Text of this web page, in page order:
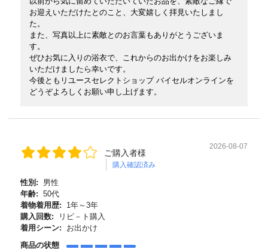
お迎えいただけたとのこと、大変嬉しく拝見いたしまし
た。
また、写真以上に素敵とのお言葉もありがとうございま
す。
ぜひお気に入りの浴衣で、これからのお出かけをお楽しみ
いただけましたら幸いです。
今後ともリユースセレクトショップ バイセルオンラインを
どうぞよろしくお願い申し上げます。
ご購入者様
購入確認済み
2026-08-07
性別:
男性
年齢: 50代
着物着用歴:
1年～3年
購入回数:
リピ－ト購入
着用シーン:
お出かけ
商品の状態